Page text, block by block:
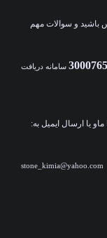
میتوانید در تماس باشید و سوالات مهم
سامانه دریافت
ما
:و یا ارسال ایمیل به
stone_kimia@yahoo.com